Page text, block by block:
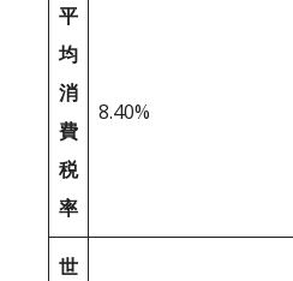
平
均
消
費
税
率
8.40%
世